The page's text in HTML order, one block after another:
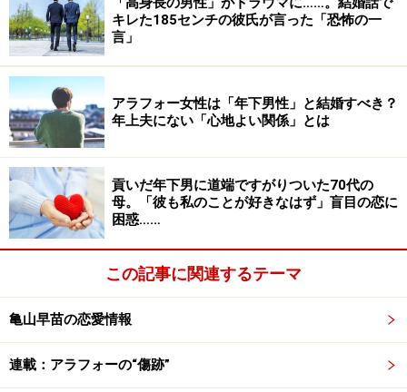
相手に従い、意見を受け入れるのが「大切
にする」こと？
そんな話から、女友だちに「彼に大切にされていないん
じゃない？」と言われたことがあり、その言葉がずっと
尾を引いているそうだ。
「大切にされるってどういうことかと女友だちに聞いた
考えを優先してくれるとかでしょ。だから、彼が結婚し
たいなら、ユリが言うように彼が名字を変える。だっ
キレた185センチの彼氏が言った「恐怖の一
言」
アラフォー女性は「年下男性」と結婚すべき？
年上夫にない「心地よい関係」とは
貢いだ年下男に道端ですがりついた70代の
母。「彼も私のことが好きなはず」盲目の恋に
困惑……
この記事に関連するテーマ
亀山早苗の恋愛情報
連載：アラフォーの“傷跡”